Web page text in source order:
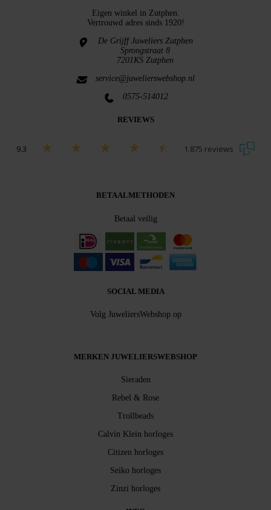
Eigen winkel in Zutphen
Vertrouwd adres sinds 1920!
De Grijff Juweliers Zutphen
Sprongstraat 8
7201KS Zutphen
service@juwelierswebshop.nl
0575-514012
REVIEWS
9.3 1.875 reviews
BETAALMETHODEN
Betaal veilig
SOCIAL MEDIA
Volg JuweliersWebshop op
MERKEN JUWELIERSWEBSHOP
Sieraden
Rebel & Rose
Trollbeads
Calvin Klein horloges
Citizen horloges
Seiko horloges
Zinzi horloges